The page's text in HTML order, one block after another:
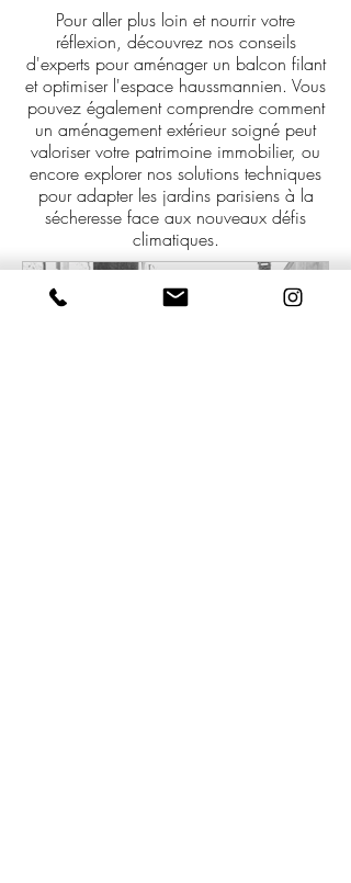
Pour aller plus loin et nourrir votre
réflexion, découvrez nos conseils
d'experts pour aménager un balcon filant
et optimiser l'espace haussmannien. Vous
pouvez également comprendre comment
un aménagement extérieur soigné peut
valoriser votre patrimoine immobilier, ou
encore explorer nos solutions techniques
pour adapter les jardins parisiens à la
sécheresse face aux nouveaux défis
climatiques.